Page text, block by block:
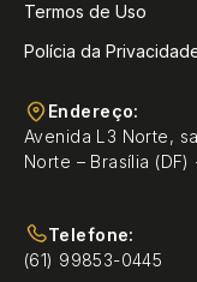
Termos de Uso
Polícia da
Endereço:
Avenida L3 Norte,
Norte – Brasília
Telefone:
(61) 99853-0445